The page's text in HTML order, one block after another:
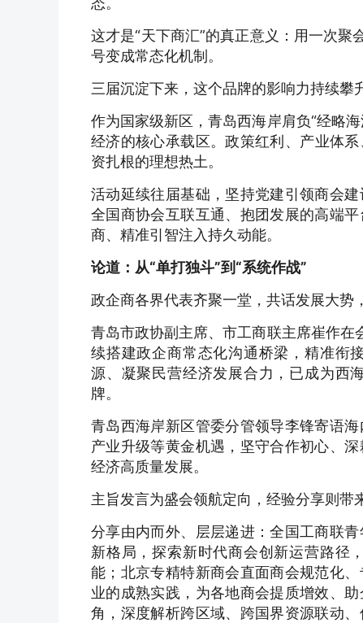
这才是“天下商汇”的真正意义：用一次聚
号变成常态化机制。
三届沉淀下来，这个品牌的影响力持续攀
作为国家级新区，青岛西海岸肩负“经略
经济的核心承载区。政策红利、产业体
资扎根的理想热土。
活动延续往届基础，坚持党建引领商会
全国商协会互联互通、抱团发展的高端
商、精准引智注入持久动能。
论道：从“单打独斗”到“系统作战”
政企商各界代表齐聚一堂，共话发展大势
青岛市政协副主席、市工商联主席崔作在
续搭建政企商常态化沟通桥梁，精准衔
源、凝聚民营经济发展合力，已成为西
牌。
青岛西海岸新区管委分管领导李锋寄语
产业升级等黄金机遇，坚守合作初心、
经济高质量发展。
主旨发言为盛会领航定向，经验分享则带
分享由内而外、层层递进：全国工商联
新格局，探索新时代商会创新运营路径
能；北京专精特新商会直面商会规范化
业的成熟实践，为各地商会提质增效、
角，深度解析跨区域、跨国界资源联动